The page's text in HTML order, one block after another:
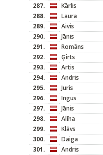
287.
Kārlis
288.
Laura
289.
Aivis
290.
Jānis
291.
Romāns
292.
Ģirts
293.
Artis
294.
Andris
295.
Juris
296.
Ingus
297.
Jānis
298.
Alīna
299.
Klāvs
300.
Daiga
301.
Andris